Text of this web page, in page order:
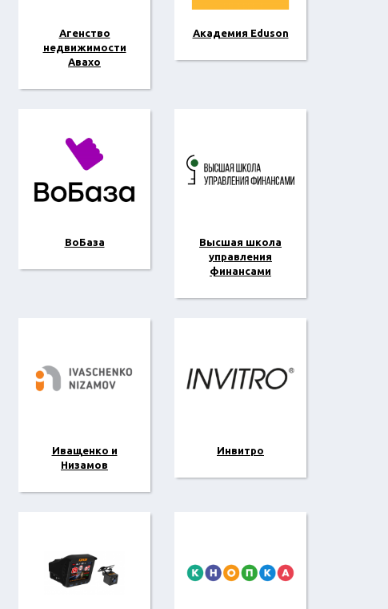
Агенство
недвижимости
Авахо
Академия Eduson
ВоБаза
Высшая школа
управления
финансами
Иващенко и
Низамов
Инвитро